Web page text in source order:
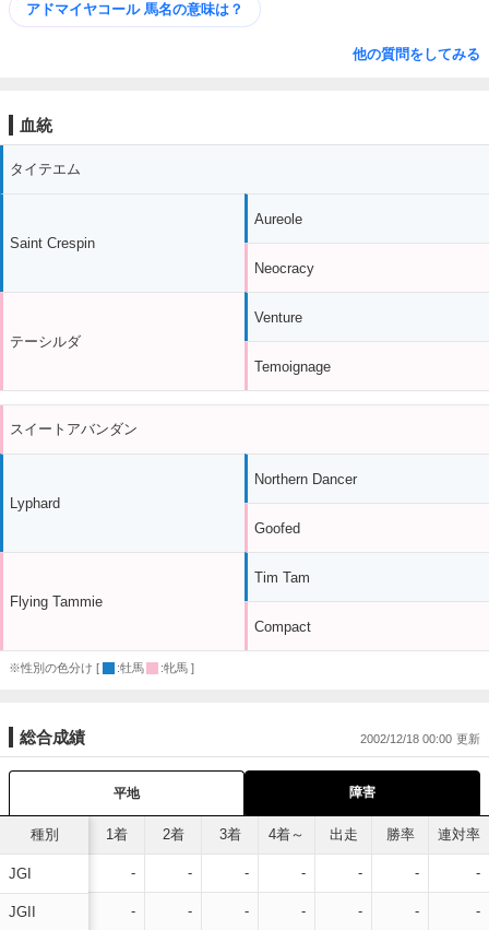
アドマイヤコール 馬名の意味は？
他の質問をしてみる
血統
タイテエム
Saint Crespin
テーシルダ
Aureole
Neocracy
Venture
Temoignage
スイートアバンダン
Lyphard
Flying Tammie
Northern Dancer
Goofed
Tim Tam
Compact
※性別の色分け [ :牡馬 :牝馬 ]
総合成績 2002/12/18 00:00
平地 障害
種別
JGI
JGII
1着 2着 3着 4着～ 出走 勝率 連対率
- - - - - - -
- - - - - - -